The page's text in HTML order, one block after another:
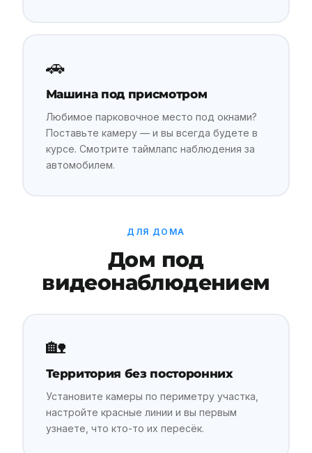
🚗
Машина под присмотром
Любимое парковочное место под окнами?
Поставьте камеру — и вы всегда будете в
курсе. Смотрите таймлапс наблюдения за
автомобилем.
ДЛЯ ДОМА
Дом под
видеонаблюдением
🏡
Территория без посторонних
Установите камеры по периметру участка,
настройте красные линии и вы первым
узнаете, что кто-то их пересёк.